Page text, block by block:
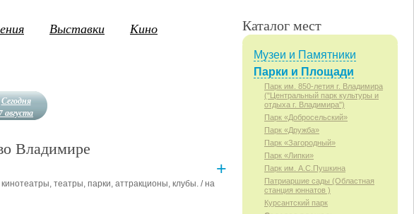
Выставки
Кино
11
ВТ 12
СР 18 19
СР 20
ЧТ 21
ПТ
Сегодня
7 августа
Владимире
+
театры, парки, аттракционы, клубы. / на
Каталог мест
Музеи и Памятники
Парки и Площади
Парк им. 850-летия г. Владимира
("Центральный парк культуры и
отдыха г. Владимира")
Парк «Добросельский»
Парк «Дружба»
Парк «Загородный»
Парк «Липки»
Парк им. А.С.Пушкина
Патриаршие сады (Областная
станция юннатов )
Курсантский парк